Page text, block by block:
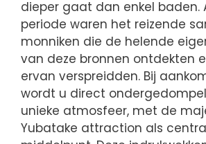
dieper gaat dan enkel baden.
periode waren het reizende
monniken die de helende
van deze bronnen ontdekten
ervan verspreidden. Bij
wordt u direct
unieke atmosfeer, met de
Yubatake attraction als